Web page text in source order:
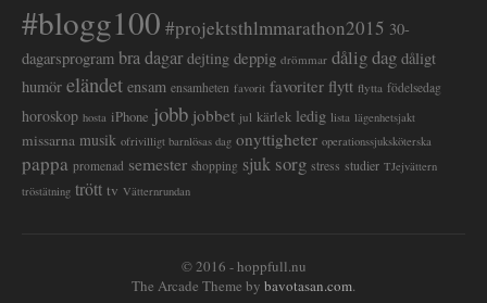
#blogg100 #projektsthlmmarathon2015 30-
dagarsprogram bra dagar dejting deppig drömmar dålig dag dåligt
humör eländet ensam ensamheten favorit favoriter flytt flytta födelsedag
horoskop hosta iPhone jobb jobbet jul kärlek ledig lista lägenhetsjakt
missarna musik ofrivilligt barnlösas dag onyttigheter operationssjuksköterska
pappa promenad semester shopping sjuk sorg stress studier TJejvättern
tröstätning trött tv Vätternrundan
© 2016 - hoppfull.nu
The Arcade Theme by bavotasan.com.